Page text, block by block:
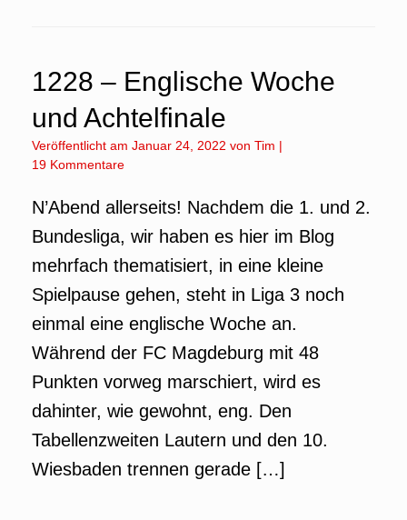
1228 – Englische Woche
und Achtelfinale
Veröffentlicht am Januar 24, 2022 von Tim |
19 Kommentare
N’Abend allerseits! Nachdem die 1. und 2.
Bundesliga, wir haben es hier im Blog
mehrfach thematisiert, in eine kleine
Spielpause gehen, steht in Liga 3 noch
einmal eine englische Woche an.
Während der FC Magdeburg mit 48
Punkten vorweg marschiert, wird es
dahinter, wie gewohnt, eng. Den
Tabellenzweiten Lautern und den 10.
Wiesbaden trennen gerade […]